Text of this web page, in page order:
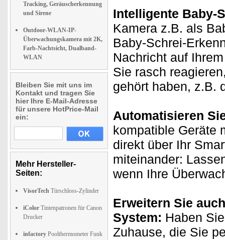
Tracking, Geräuscherkennung
und Sirene
Outdoor-WLAN-IP-
Überwachungskamera mit 2K,
Farb-Nachtsicht, Dualband-
WLAN
Bleiben Sie mit uns im
Kontakt und tragen Sie
hier Ihre E-Mail-Adresse
für unsere HotPrice-Mail
ein:
Mehr Hersteller-
Seiten:
VisorTech Türschloss-Zylinder
iColor Tintenpatronen für Canon
Drucker
infactory Poolthermometer Funk
Intelligente Baby-
Kamera z.B. als
Baby-Schrei-
Nachricht auf
Sie rasch
gehört haben, z.B.
Automatisieren
kompatible Geräte
direkt über Ihr
miteinander:
wenn Ihre
Erweitern Sie
System: Haben
Zuhause, die Sie